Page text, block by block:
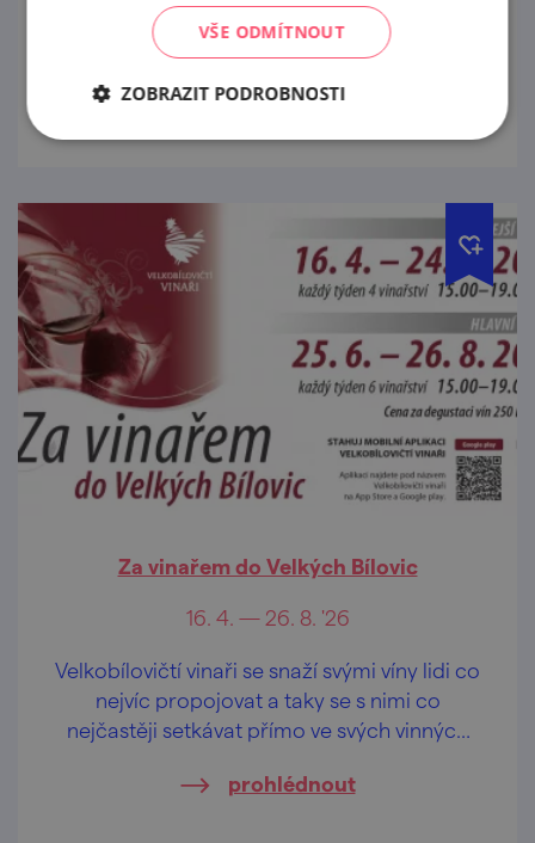
Za vínem a burčákem do Brumovic
prohlédnout
Za vinařem do Velkých Bílovic
16. 4. — 26. 8. '26
Velkobílovičtí vinaři se snaží svými víny lidi co
nejvíc propojovat a taky se s nimi co
nejčastěji setkávat přímo ve svých vinných
prohlédnout
VŠE ODMÍTNOUT
ZOBRAZIT PODROBNOSTI